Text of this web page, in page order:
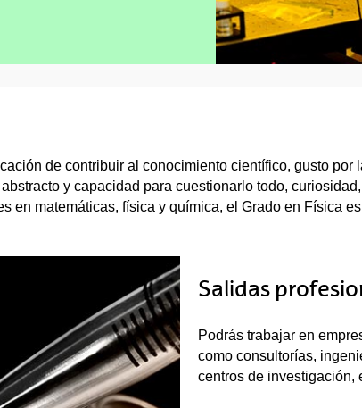
de contribuir al conocimiento científico, gusto por
y capacidad para cuestionarlo todo,
en matemáticas, física y química, el Grado en Física
Salidas
Podrás trabajar en
como consultorías,
centros de investigación,